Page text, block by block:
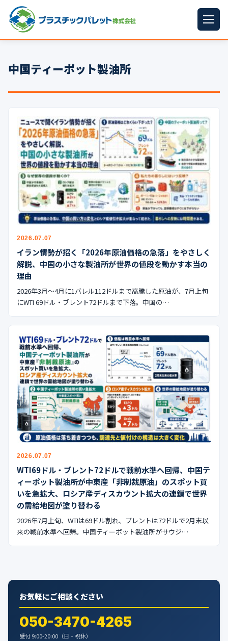
パレットサイズ
プラパレット ▼
コンテナ
中古パレット
再生原料
梱包資材
イラン情勢まとめ
公式ブログ
会社案内
🇺🇸🇰🇷🇹🇼🇻🇳
中国ティーポット製油所
2026.07.07
イラン情勢が招く「2026年原油価格の急落」をやさしく
解説、中国の小さな製油所が世界の値段を動かす本当の
理由
2026年3月〜4月に1バレル112ドルまで高騰した原油が、7月上旬
にWTI 69ドル・ブレント72ドルまで下落。中国の…
2026.07.07
WTI69ドル・ブレント72ドルで戦前水準へ回帰、中国テ
ィーポット製油所が中東産「非制裁原油」のスポット買
いを急拡大、ロシア産ディスカウント拡大の連鎖で世界
の需給地図が塗り替わる
2026年7月上旬、WTIは69ドル割れ、ブレントは72ドルで2月末以
来の戦前水準へ回帰。中国ティーポット製油所がサウジ…
お気軽にご相談ください
050-3470-4265
受付 9:00-20:00（日・祝休）